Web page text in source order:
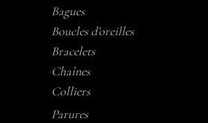
Bagues
Boucles d’oreilles
Bracelets
Chaînes
Colliers
Parures